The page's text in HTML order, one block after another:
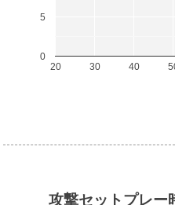
20 30 40
0
5
攻撃セットプレー